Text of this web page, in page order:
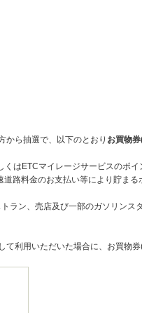
から抽選で、以下のとおり お買物
はETCマイレージサービスのポ
路料金のお支払い等により貯ま
ラン、売店及び一部のガソリンス
利用いただいた場合に、お買物